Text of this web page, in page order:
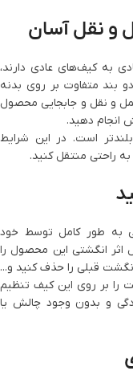
و نقل آسان
به کیف‌های عادی دارند،
بند متفاوت بر روی بدنه
و نقل و جابجایی محصول
انجام دهید.
است. در این شرایط
راحتی منتقل کنید.
به طور کامل توسط خود
اثر انگشتی این محصول را
انگشت قبلی را حذف کنید و...
را بر روی این کیف تنظیم
و بدون وجود چالش یا